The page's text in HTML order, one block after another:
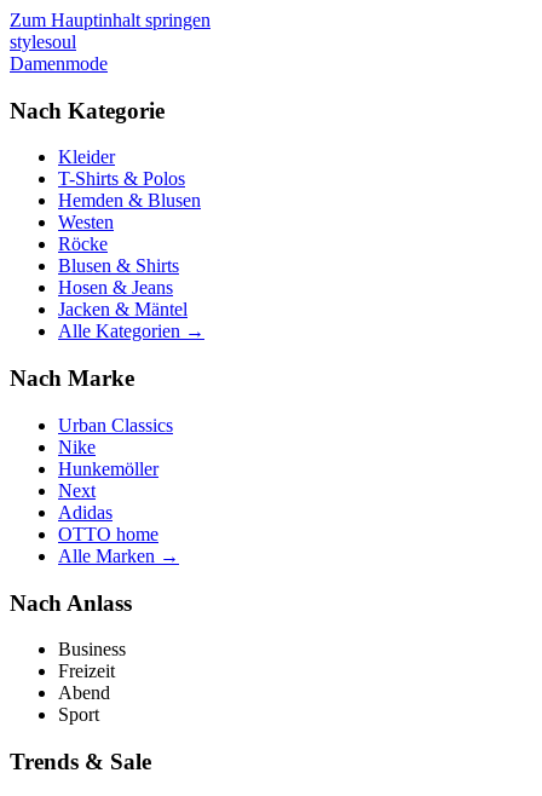
Zum Hauptinhalt springen
stylesoul
Damenmode
Nach Kategorie
Kleider
T-Shirts & Polos
Hemden & Blusen
Westen
Röcke
Blusen & Shirts
Hosen & Jeans
Jacken & Mäntel
Alle Kategorien →
Nach Marke
Urban Classics
Nike
Hunkemöller
Next
Adidas
OTTO home
Alle Marken →
Nach Anlass
Business
Freizeit
Abend
Sport
Trends & Sale